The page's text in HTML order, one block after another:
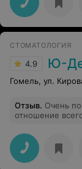
СТОМАТОЛОГИЯ
4.9 Ю-
Гомель, ул.
Отзыв. Очень
отношение
спокойно и